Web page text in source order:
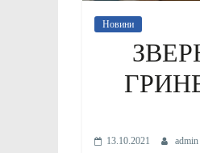
Новини
13.10.2021 admin